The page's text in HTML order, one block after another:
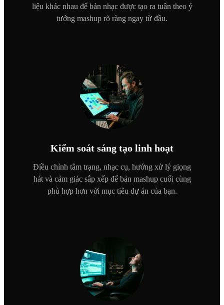
liệu khác nhau để bản nhạc được tạo ra tuân theo ý
tưởng mashup rõ ràng ngay từ đầu.
Kiểm soát sáng tạo linh hoạt
Điều chỉnh tâm trạng, nhạc cụ, hướng xử lý giọng
hát và cảm giác sắp xếp để bản mashup cuối cùng
phù hợp hơn với mục tiêu dự án của bạn.